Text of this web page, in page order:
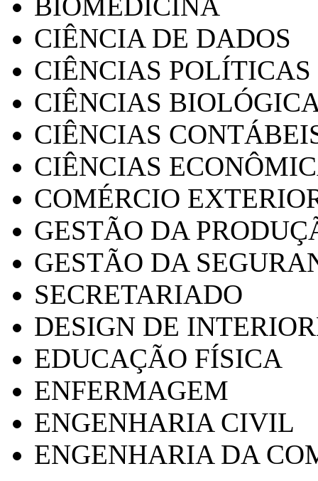
CIÊNCIA DE DADOS
CIÊNCIAS POLÍTICAS
CIÊNCIAS
CIÊNCIAS
CIÊNCIAS
COMÉRCIO
GESTÃO DA
GESTÃO DA
SECRETARIADO
DESIGN DE
EDUCAÇÃO FÍSICA
ENFERMAGEM
ENGENHARIA CIVIL
ENGENHARIA DA